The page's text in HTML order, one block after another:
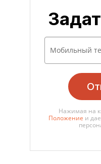
Нажимая на
Положение и